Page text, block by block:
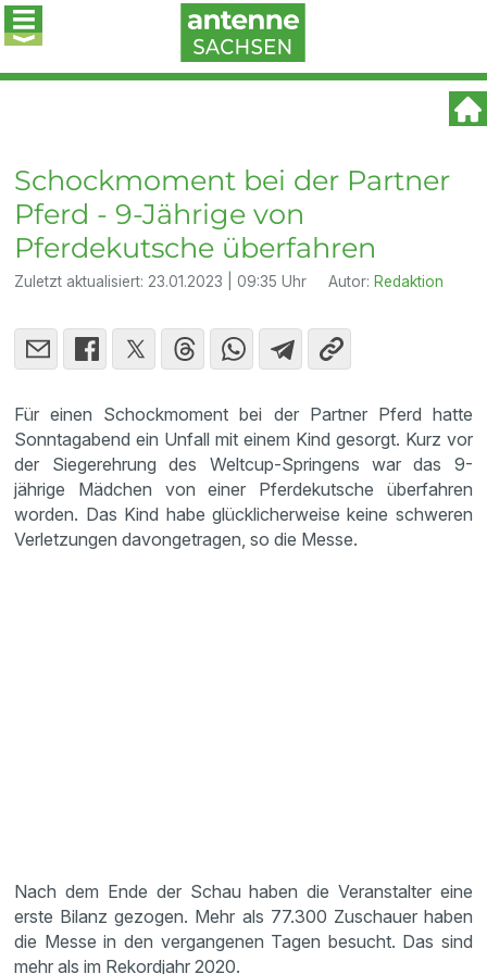
Schockmoment bei der Partner
Pferd - 9-Jährige von
Pferdekutsche überfahren
Zuletzt aktualisiert: 23.01.2023 | 09:35 Uhr Autor: Redaktion
Für einen Schockmoment bei der Partner Pferd hatte
Sonntagabend ein Unfall mit einem Kind gesorgt. Kurz vor
der Siegerehrung des Weltcup-Springens war das 9-
jährige Mädchen von einer Pferdekutsche überfahren
worden. Das Kind habe glücklicherweise keine schweren
Verletzungen davongetragen, so die Messe.
Nach dem Ende der Schau haben die Veranstalter eine
erste Bilanz gezogen. Mehr als 77.300 Zuschauer haben
die Messe in den vergangenen Tagen besucht. Das sind
mehr als im Rekordjahr 2020.